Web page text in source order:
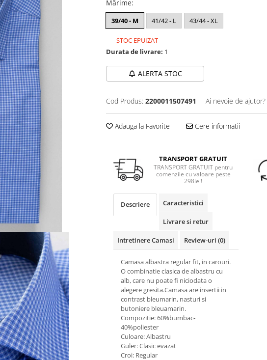
Mărime:
39/40 - M 41/42 - L 43/44 - XL
STOC EPUIZAT
Durata de livrare: 1
ALERTA STOC
Cod Produs: 2200011507491 Ai nevoie de ajutor?
Adauga la Favorite Cere informatii
TRANSPORT GRATUIT
TRANSPORT GRATUIT pentru
comenzile cu valoare peste
298lei!
Descriere Caracteristici
Livrare si retur
Intretinere Camasi Review-uri (0)
Camasa albastra regular fit, in carouri.
O combinatie clasica de albastru cu
alb, care nu poate fi niciodata o
alegere gresita.Camasa are insertii in
contrast bleumarin, nasturi si
butoniere bleuamarin.
Compozitie: 60%bumbac-
40%poliester
Culoare: Albastru
Guler: Clasic evazat
Croi: Regular